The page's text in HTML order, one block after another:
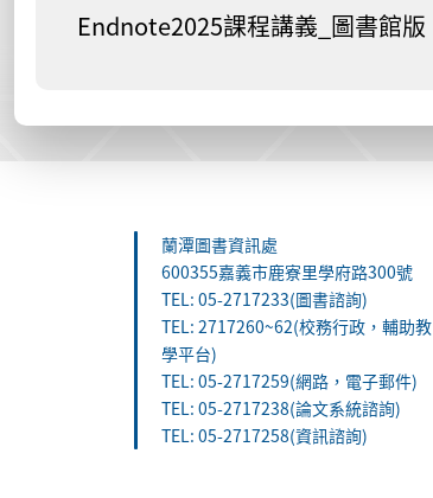
Endnote2025課程講義_圖書館版
蘭潭圖書資訊處
600355嘉義市鹿寮里學府路300號
TEL: 05-2717233(圖書諮詢)
TEL: 2717260~62(校務行政，輔助教
學平台)
TEL: 05-2717259(網路，電子郵件)
TEL: 05-2717238(論文系統諮詢)
TEL: 05-2717258(資訊諮詢)